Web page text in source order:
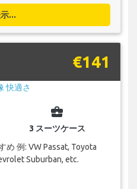
...
€141
business_center
3 スーツケース
め 例: VW Passat, Toyota
Suburban, etc.